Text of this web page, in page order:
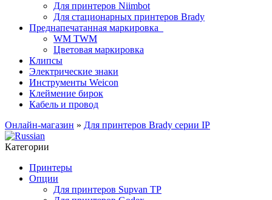
Для принтеров Niimbot
Для стационарных принтеров Brady
Преднапечатанная маркировка
WM TWM
Цветовая маркировка
Клипсы
Электрические знаки
Инструменты Weicon
Клеймение бирок
Кабель и провод
Онлайн-магазин » Для принтеров Brady серии IP
Категории
Принтеры
Опции
Для принтеров Supvan TP